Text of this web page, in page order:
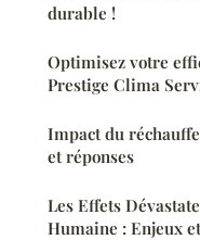
durable !
Optimisez votre
Prestige Clima
Impact du
et réponses
Les Effets
Humaine : Enjeux